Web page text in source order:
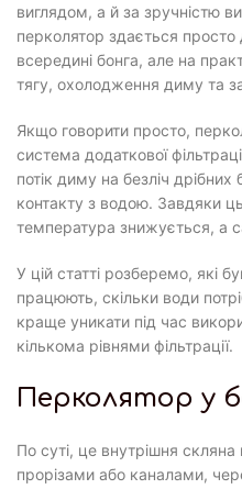
виглядом, а й за зручністю
перколятор здається
всередині бонга, але на
тягу, охолодження диму та
Якщо говорити просто,
система додаткової
потік диму на безліч
контакту з водою. Завдяки
температура знижується, а
У цій статті розберемо, які
працюють, скільки води
краще уникати під час
кількома рівнями фільтрації.
Перколятор у
По суті, це внутрішня
прорізами або каналами,